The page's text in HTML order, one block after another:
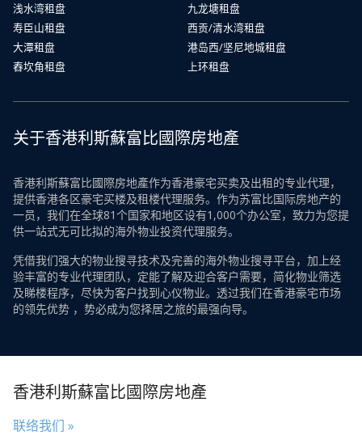
浅水湾租盘
寿臣山租盘
大潭租盘
舂坎角租盘
九龙塘租盘
西贡/清水湾租盘
港岛西/坚尼地城租盘
上环租盘
关于香港利斯蘇富比國際房地產
香港利斯蘇富比國際房地產作为香港豪宅买卖及出租的专业代理，
提供香港各区豪宅买楼及租楼代理服务。作为苏富比国际房地产的
一员，我们在全球81个国家和地区设有1,000个办公室，致力为您提
供一站式无可比拟的海外物业投资代理服务。
凭借我们强大的物业搜寻技术及完善的海外物业搜寻平台，加上经
验丰富的专业代理团队，定能了解及迎合客户需要，简化物业筛选
及睇楼程序，尽快为客户找到心仪物业。透过我们在香港豪宅市场
的领先优势 ，势必成为您择居之旅的最强向导。
香港利斯蘇富比國際房地產
联络我们 »